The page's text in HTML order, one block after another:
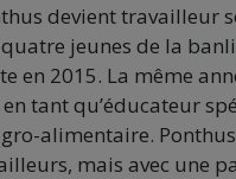
devient
jeunes de la
2015. La même
tant qu’éducateur
alimentaire.
mais avec une